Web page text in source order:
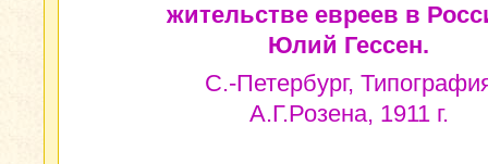
жительстве евреев в
Юлий Гессен.
С.-Петербург,
А.Г.Розена, 1911 г.